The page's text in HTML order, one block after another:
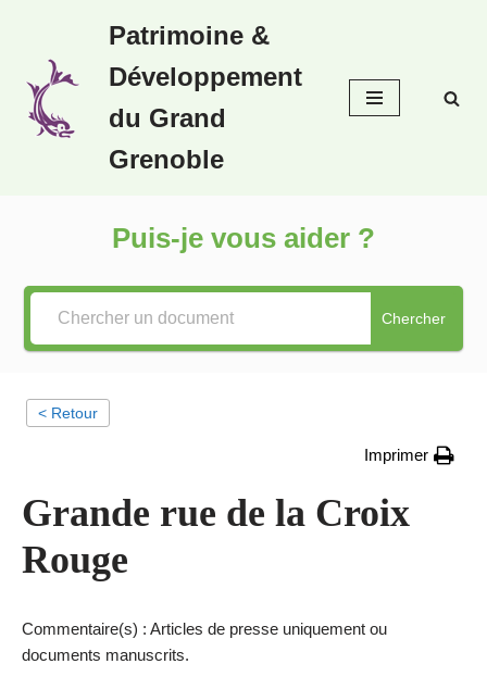
au
contenu
Patrimoine &
Développement
du Grand
Grenoble
Puis-je vous aider ?
Chercher
< Retour
Imprimer
Grande rue de la Croix
Rouge
Commentaire(s) : Articles de presse uniquement ou
documents manuscrits.